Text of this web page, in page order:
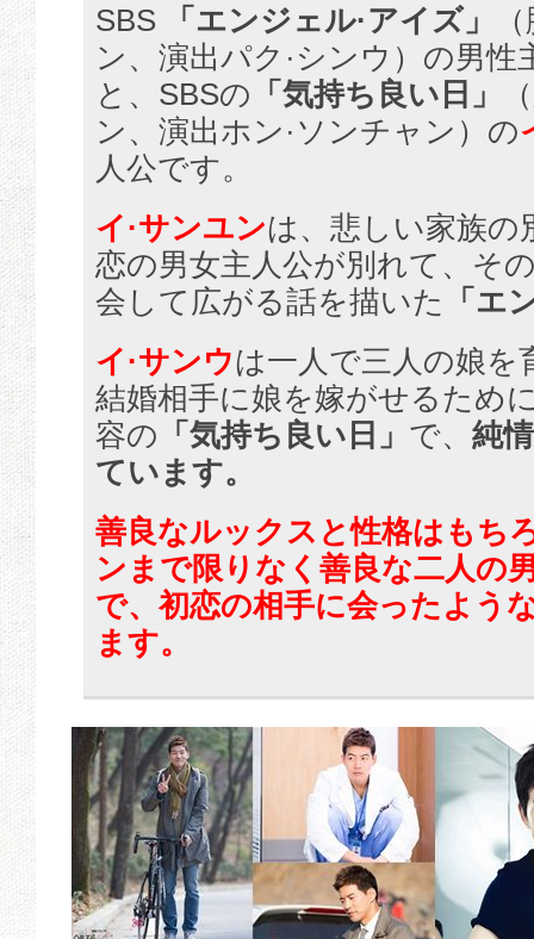
SBS
「エンジェル·アイズ」
ン、演出パク·シンウ）の男性
と、SBSの 「気持ち良い日」
ン、演出ホン·ソンチャン）の
人公です。
イ·サンユンは、悲しい家族の
恋の男女主人公が別れて、そ
会して広がる話を描いた
「エ
イ·サンウは一人で三人の娘を
結婚相手に娘を嫁がせるため
容の 「気持ち良い日」 で、 純
ています。
善良なルックスと性格はもち
ンまで限りなく善良な二人の
で、初恋の相手に会ったよう
ます。